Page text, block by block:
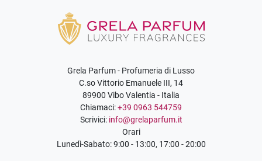
Grela Parfum - Profumeria di Lusso
C.so Vittorio Emanuele III, 14
89900 Vibo Valentia - Italia
Chiamaci:+39 0963 544759
Scrivici: info@grelaparfum.it
Orari
Lunedì-Sabato: 9:00 - 13:00, 17:00 - 20:00